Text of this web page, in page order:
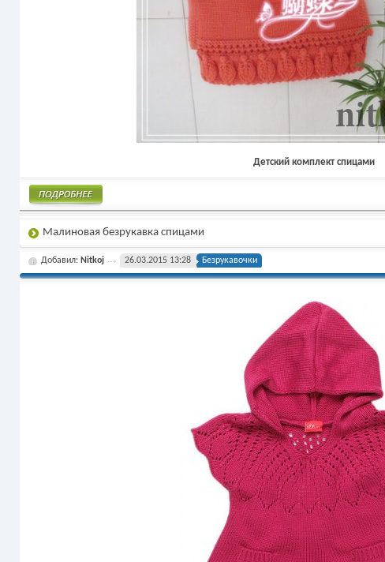
Детский комплект спицами
Малиновая безрукавка спицами
Добавил: Nitkoj 26.03.2015 13:28 Безрукавочки